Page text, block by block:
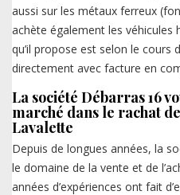
aussi sur les métaux ferreux
achète également les véhicules
qu’il propose est selon le
directement avec facture en
La société Débarras 16
marché dans le rachat
Lavalette
Depuis de longues années, la
le domaine de la vente et de
années d’expériences ont fait